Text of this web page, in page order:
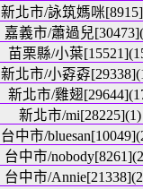
新北市/詠筑媽咪
嘉義市/蕭過兒
苗栗縣/小葉
新北市/小孬孬
新北市/雞翅
新北市/mi[28225](1)
台中市/
台中市/
台中市/